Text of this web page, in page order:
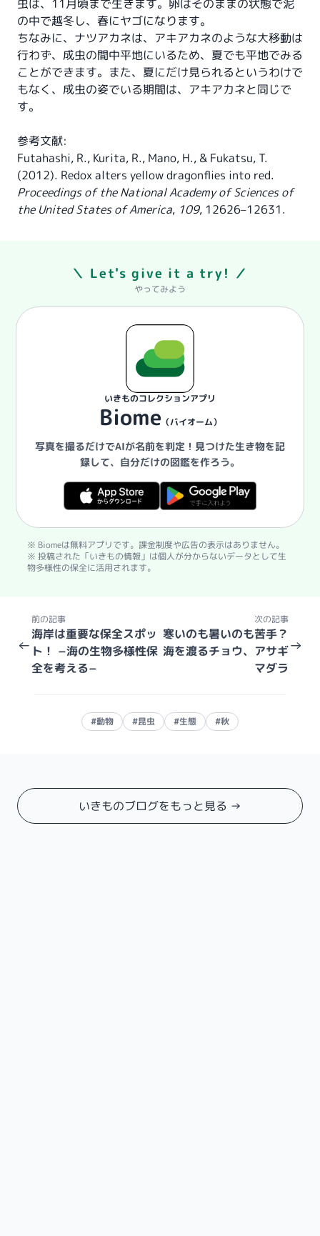
虫は、11月頃まで生きます。卵はそのままの状態で泥
の中で越冬し、春にヤゴになります。
ちなみに、ナツアカネは、アキアカネのような大移動は
行わず、成虫の間中平地にいるため、夏でも平地でみる
ことができます。また、夏にだけ見られるというわけで
もなく、成虫の姿でいる期間は、アキアカネと同じで
す。
参考文献:
Futahashi, R., Kurita, R., Mano, H., & Fukatsu, T.
(2012). Redox alters yellow dragonflies into red.
Proceedings of the National Academy of Sciences of
the United States of America, 109, 12626–12631.
＼ Let's give it a try! ／
やってみよう
いきものコレクションアプリ
Biome（バイオーム）
写真を撮るだけでAIが名前を判定！ 見つけた生き物を記
録して、自分だけの図鑑を作ろう。
※ Biomeは無料アプリです。課金制度や広告の表示はありません。
※ 投稿された「いきもの情報」は個人が分からないデータとして生
物多様性の保全に活用されます。
←
前の記事
海岸は重要な保全スポッ
ト！ −海の生物多様性保
全を考える−
次の記事
寒いのも暑いのも苦手？
海を渡るチョウ、アサギ
マダラ
→
#動物 #昆虫 #生態 #秋
いきものブログをもっと見る →